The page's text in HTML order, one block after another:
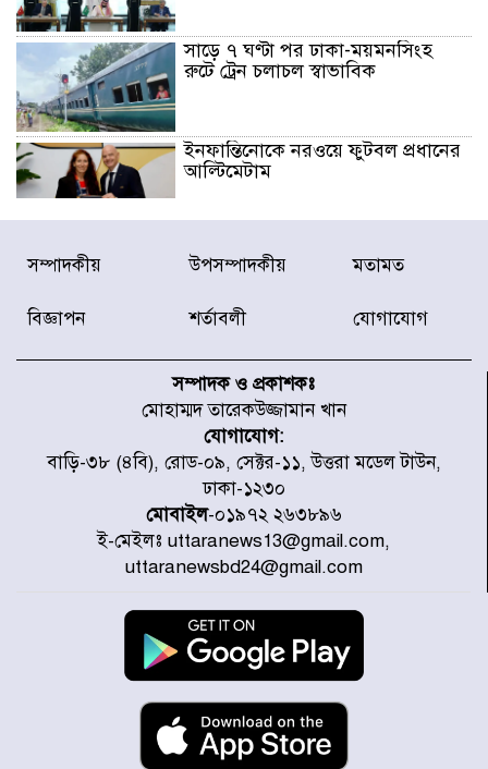
সাড়ে ৭ ঘণ্টা পর ঢাকা-ময়মনসিংহ
রুটে ট্রেন চলাচল স্বাভাবিক
ইনফান্তিনোকে নরওয়ে ফুটবল প্রধানের
আল্টিমেটাম
দেশে ভারি বৃষ্টির সতর্কবার্তা, ১০
জেলায় বন্যার পূর্বাভাস
স্থাপনের উদ্যোগ চান মিয়া ব্যাপারীর
৭ জেলায় ঝোড়ো হাওয়াসহ বজ্রবৃষ্টির
শঙ্কা
বগুড়া ও সিলেটে সড়ক দুর্ঘটনায় নিহত
১৫
জুলাইয়ে দেশজুড়ে ৪৫৮টি সড়ক
দুর্ঘটনায় ৪১৬ জন নিহত হয়েছেন
হারিয়ে যাওয়া শিশুকে পরিবারের কাছে
সম্পাদকীয় উপসম্পাদকীয় মতামত
বিজ্ঞাপন শর্তাবলী যোগাযোগ
সম্পাদক ও প্রকাশকঃ
মোহাম্মদ তারেকউজ্জামান খান
যোগাযোগ:
বাড়ি-৩৮ (৪বি), রোড-০৯, সেক্টর-১১, উত্তরা মডেল টাউন,
ঢাকা-১২৩০
মোবাইল-০১৯৭২ ২৬৩৮৯৬
ই-মেইলঃ uttaranews13@gmail.com,
uttaranewsbd24@gmail.com